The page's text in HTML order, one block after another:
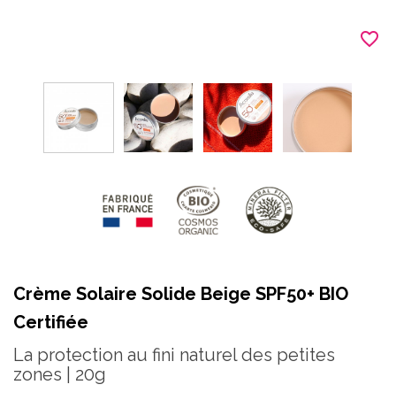
favorite_border
Crème Solaire Solide Beige SPF50+ BIO
Certifiée
La protection au fini naturel des petites
zones | 20g